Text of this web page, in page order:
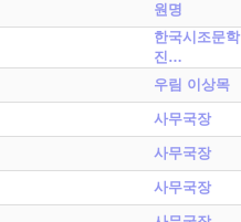
원명
한국시조문학
진…
우림 이상목
사무국장
사무국장
사무국장